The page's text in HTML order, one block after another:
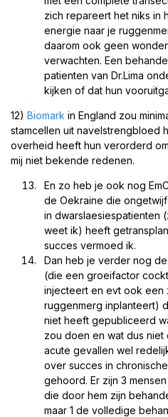
zich repareert het niks in
energie naar je
daarom ook geen
verwachten. Een
patienten van Dr.Lima
kijken of dat hun
12) Biomark in England zou
stamcellen uit navelstrengbloed
overheid heeft hun verorderd
mij niet bekende redenen.
En zo heb je ook nog
de Oekraine die
in dwarslaesiespatienten
weet ik) heeft
succes vermoed ik.
Dan heb je verder nog de
(die een groeifactor
injecteert en evt ook een
ruggenmerg inplanteert)
niet heeft gepubliceerd
zou doen en wat dus niet
acute gevallen wel
over succes in
gehoord. Er zijn 3
die door hem zijn
maar 1 de volledige